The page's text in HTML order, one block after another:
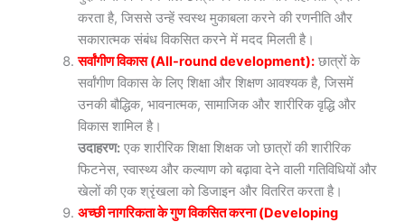
करता है, जिससे उन्हें स्वस्थ मुकाबला करने की रणनीति और
सकारात्मक संबंध विकसित करने में मदद मिलती है।
सर्वांगीण विकास (All-round development): छात्रों के
सर्वांगीण विकास के लिए शिक्षा और शिक्षण आवश्यक है, जिसमें
उनकी बौद्धिक, भावनात्मक, सामाजिक और शारीरिक वृद्धि और
विकास शामिल है।
उदाहरण: एक शारीरिक शिक्षा शिक्षक जो छात्रों की शारीरिक
फिटनेस, स्वास्थ्य और कल्याण को बढ़ावा देने वाली गतिविधियों और
खेलों की एक श्रृंखला को डिजाइन और वितरित करता है।
अच्छी नागरिकता के गुण विकसित करना (Developing